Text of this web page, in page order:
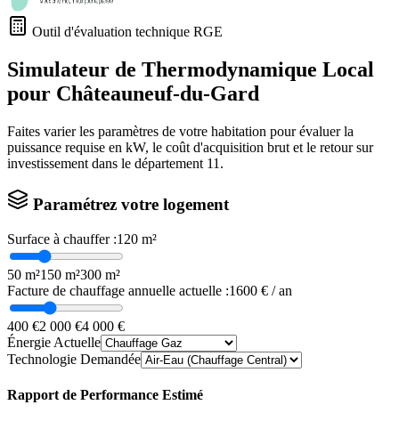
Outil d'évaluation technique RGE
Simulateur de Thermodynamique Local
pour Châteauneuf-du-Gard
Faites varier les paramètres de votre habitation pour évaluer la
puissance requise en kW, le coût d'acquisition brut et le retour sur
investissement dans le département 11 .
Paramétrez votre logement
Surface à chauffer :120 m²
50 m²150 m²300 m²
Facture de chauffage annuelle actuelle :1600 € / an
400 €2 000 €4 000 €
Énergie Actuelle
Technologie Demandée
Rapport de Performance Estimé